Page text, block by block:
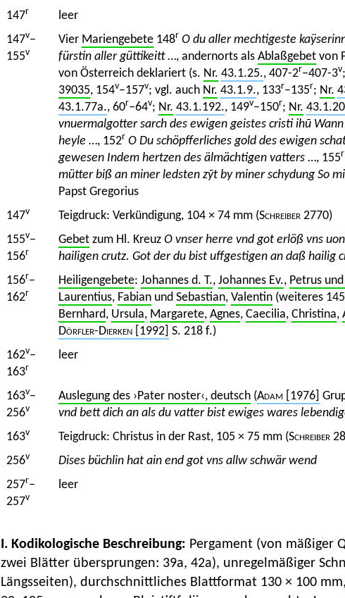
147r
leer
147v–
155v
Vier Mariengebete148r O du aller mechtigeste
fürstin aller güttikeitt…, andernorts als Ablaßgebetvon
von Österreich deklariert (s. Nr. 43.1.25., 407-2r–407-3v;
39035, 154v–157v; vgl. auch Nr. 43.1.9., 133r–135r; Nr.
43.1.77a., 60r–64v; Nr. 43.1.192., 149v–150r; Nr.
vnuermalgotter sarch des ewigen geistes cristi ihū
heyle …, 152r O Du schöpfferliches gold des ewigen
gewesen Indem hertzen des älmächtigen vatters…, 155r
mütter biß an miner ledsten zȳt by miner schydung So
Papst Gregorius
147v Teigdruck: Verkündigung, 104 × 74 mm (Schreiber2770)
155v–
156r
Gebetzum Hl. Kreuz O vnser herre vnd got erlöß vns
hailigen crutz. Got der du bist uffgestigen an daß hailig
156r–
162r
Heiligengebete: Johannes d. T., Johannes Ev., Petrus
Laurentius, Fabianund Sebastian, Valentin(weiteres 145
Bernhard, Ursula, Margarete, Agnes, Caecilia, Christina,
Dörfler-Dierken[1992] S. 218 f.)
162v–
163r
leer
163v–
256v
Auslegung des ›Pater noster‹, deutsch(Adam [1976]
vnd bett dich an als du vatter bist ewiges wares
163v Teigdruck: Christus in der Rast, 105 × 75 mm (Schreiber
256v
Dises büchlin hat ain end got vns allw schwär wend
257r–
257v
leer
I. Kodikologische Beschreibung: Pergament (von mäßiger
zwei Blätter übersprungen: 39a, 42a), unregelmäßiger
Längsseiten), durchschnittliches Blattformat 130 × 100